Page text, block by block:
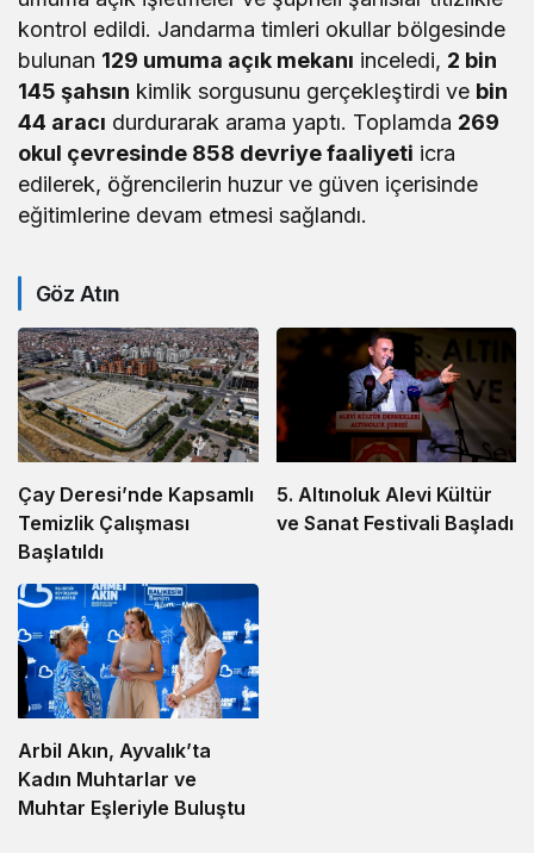
kontrol edildi. Jandarma timleri okullar bölgesinde
bulunan 129 umuma açık mekanı inceledi, 2 bin
145 şahsın kimlik sorgusunu gerçekleştirdi ve bin
44 aracı durdurarak arama yaptı. Toplamda 269
okul çevresinde 858 devriye faaliyeti icra
edilerek, öğrencilerin huzur ve güven içerisinde
eğitimlerine devam etmesi sağlandı.
Göz Atın
Çay Deresi’nde Kapsamlı
Temizlik Çalışması
Başlatıldı
5. Altınoluk Alevi Kültür
ve Sanat Festivali Başladı
Arbil Akın, Ayvalık’ta
Kadın Muhtarlar ve
Muhtar Eşleriyle Buluştu